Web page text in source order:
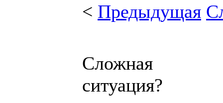
< Предыдущая
Сложная
ситуация?